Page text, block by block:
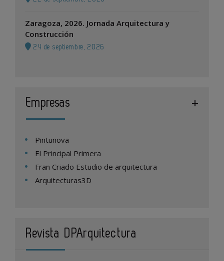
Zaragoza, 2026. Jornada Arquitectura y
Construcción
24 de septiembre, 2026
Empresas
Pintunova
El Principal Primera
Fran Criado Estudio de arquitectura
Arquitecturas3D
Revista DPArquitectura